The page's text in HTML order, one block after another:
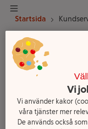
Knapp för huvudmeny
Startsida
Vad
Vi
Vi använder kakor
våra tjänster mer
De används också